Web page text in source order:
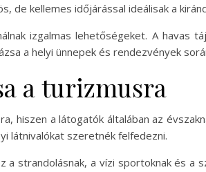
de kellemes időjárással ideálisak a
izgalmas lehetőségeket. A havas
a helyi ünnepek és rendezvények
a turizmusra
hiszen a látogatók általában az
látnivalókat szeretnék felfedezni.
a strandolásnak, a vízi sportoknak és